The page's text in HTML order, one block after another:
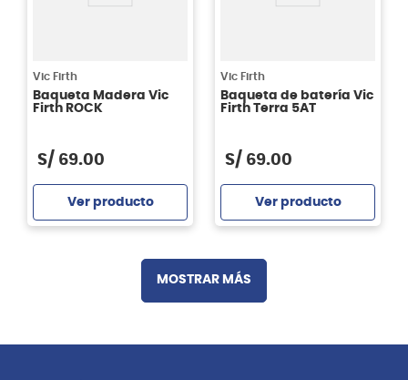
Vic Firth
Baqueta Madera Vic
Firth ROCK
S/ 69.00
Ver producto
Vic Firth
Baqueta de batería Vic
Firth Terra 5AT
S/ 69.00
Ver producto
MOSTRAR MÁS